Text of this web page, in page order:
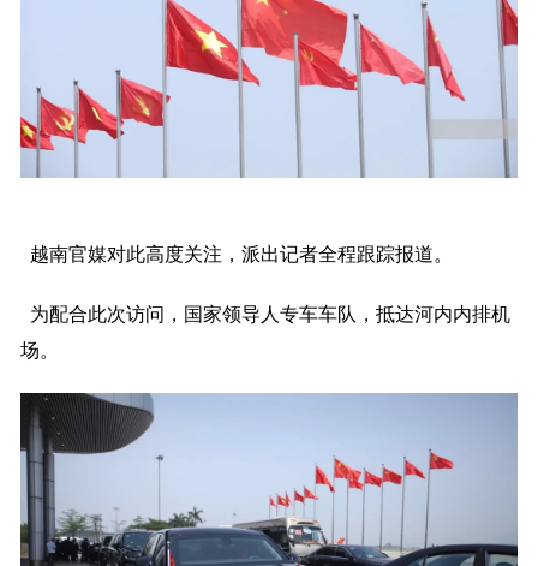
越南官媒对此高度关注，派出记者全程跟踪报道。
为配合此次访问，国家领导人专车车队，抵达河内内排机
场。